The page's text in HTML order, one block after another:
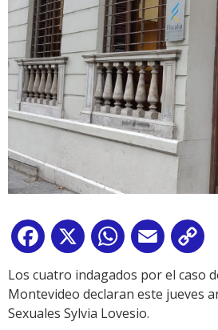
Facebook
X WhatsApp
Email
Los cuatro indagados por el caso
Montevideo declaran este jueves
Sexuales Sylvia Lovesio.